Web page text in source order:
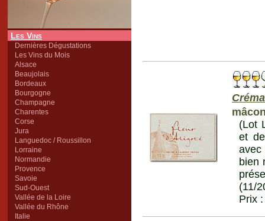
Les Vins
Dernières Dégustations
Les Vins du Mois
Alsace
Beaujolais
Bordeaux
Bourgogne
Champagne
Charentes
Corse
Jura
Languedoc / Roussillon
Lorraine
Normandie
Provence
Savoie
Sud-Ouest
Vallée de la Loire
Vallée du Rhône
Italie
(Lot
et
bien
(11/
Prix